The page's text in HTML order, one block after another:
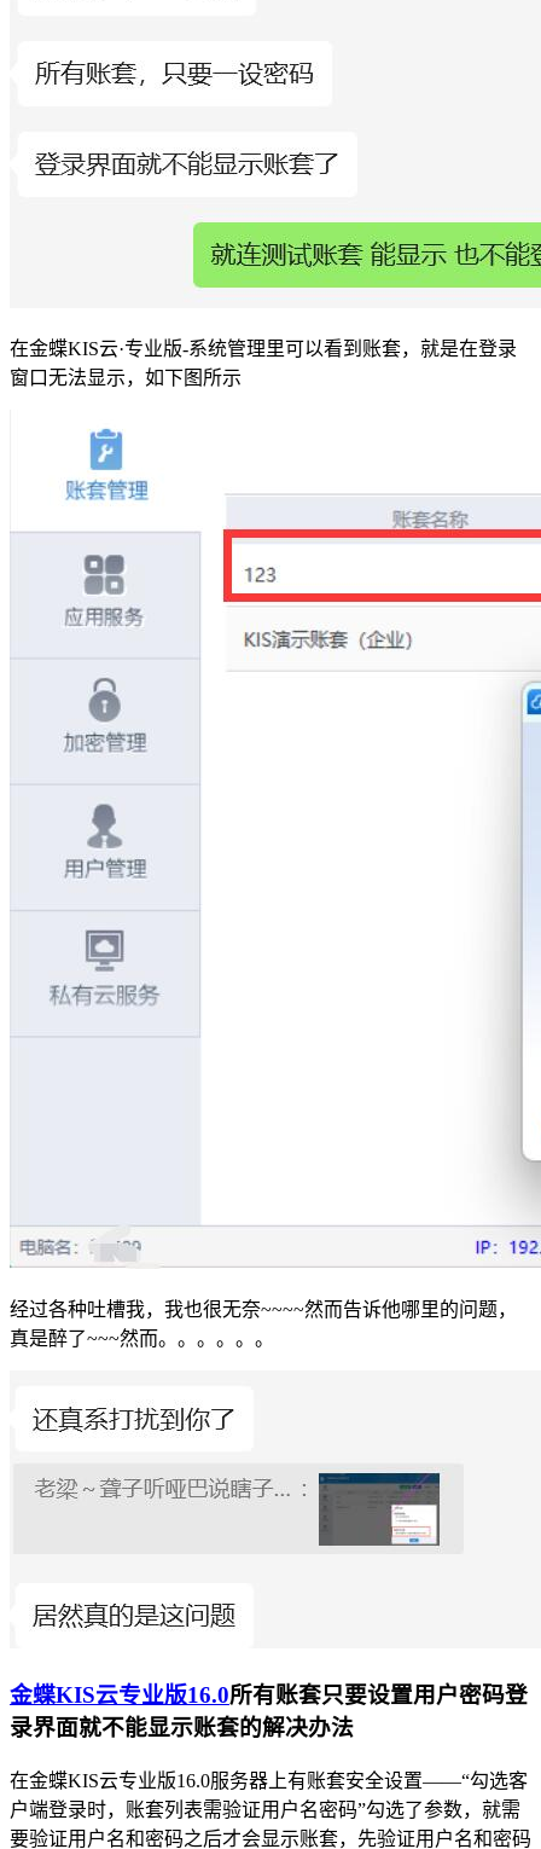
在金蝶KIS云·专业版-系统管理里可以看到账套，就是在登录
窗口无法显示，如下图所示
经过各种吐槽我，我也很无奈~~~~然而告诉他哪里的问题，
真是醉了~~~然而。。。。。。
金蝶KIS云专业版16.0所有账套只要设置用户密码登
录界面就不能显示账套的解决办法
在金蝶KIS云专业版16.0服务器上有账套安全设置——“勾选客
户端登录时，账套列表需验证用户名密码”勾选了参数，就需
要验证用户名和密码之后才会显示账套，先验证用户名和密码